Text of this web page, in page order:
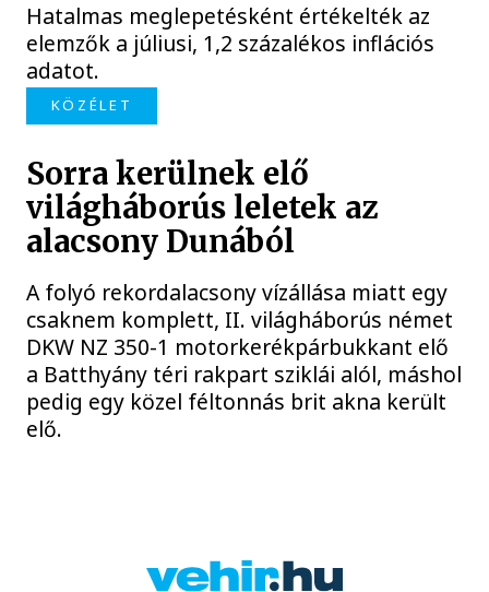
Hatalmas meglepetésként értékelték az
elemzők a júliusi, 1,2 százalékos inflációs
adatot.
KÖZÉLET
Sorra kerülnek elő
világháborús leletek az
alacsony Dunából
A folyó rekordalacsony vízállása miatt egy
csaknem komplett, II. világháborús német
DKW NZ 350-1 motorkerékpárbukkant elő
a Batthyány téri rakpart sziklái alól, máshol
pedig egy közel féltonnás brit akna került
elő.